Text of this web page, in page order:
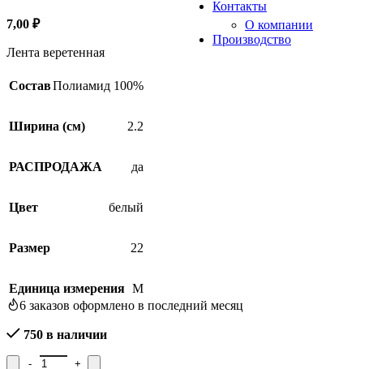
Контакты
О компании
Производство
7,00 ₽
Лента веретенная
СоставПолиамид 100%
Ширина (см) 2.2
РАСПРОДАЖА да
Цвет белый
Размер 22
Единица измерения М
6 заказов оформлено в последний месяц
750 в наличии
Количество товара Лента веретенная 2С278-Г50, ширина 2,2 см